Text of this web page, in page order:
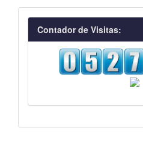
visitas
Contador de Visitas: